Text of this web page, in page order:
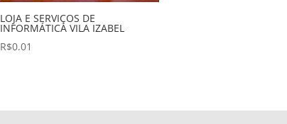
LOJA E SERVIÇOS DE
INFORMÁTICA VILA IZABEL
R$0.01